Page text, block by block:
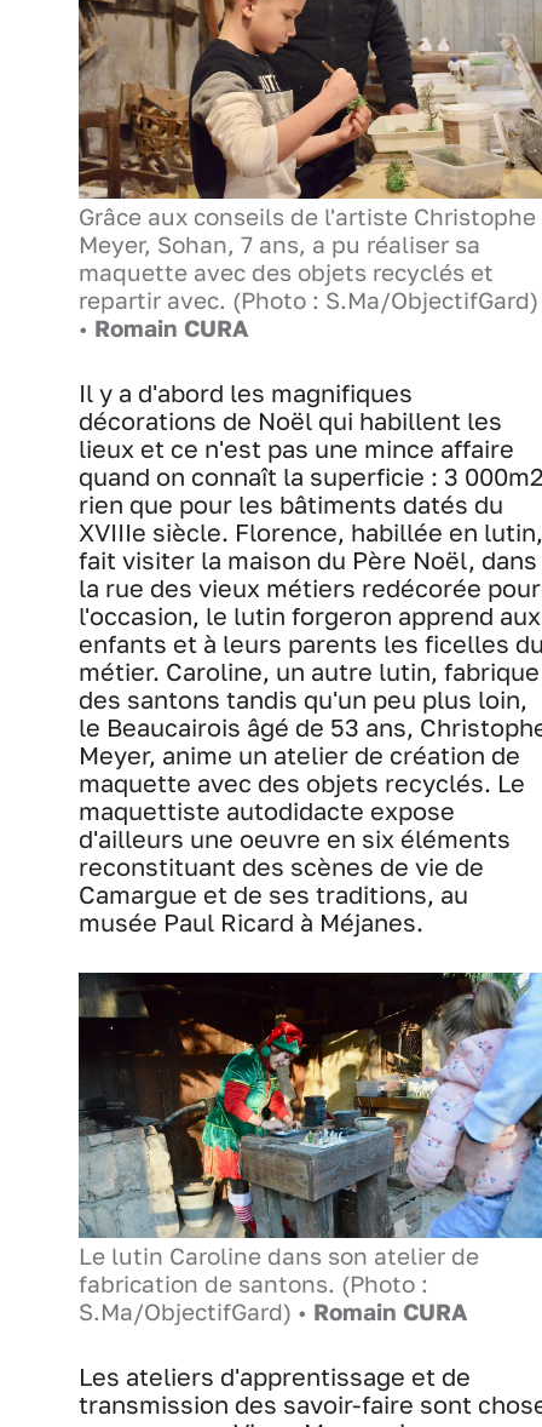
Grâce aux conseils de l'artiste Christophe
Meyer, Sohan, 7 ans, a pu réaliser sa
maquette avec des objets recyclés et
repartir avec. (Photo : S.Ma/ObjectifGard)
• Romain CURA
Il y a d'abord les magnifiques
décorations de Noël qui habillent les
lieux et ce n'est pas une mince affaire
quand on connaît la superficie : 3
rien que pour les bâtiments datés du
XVIIIe siècle. Florence, habillée en lutin,
fait visiter la maison du Père Noël, dans
la rue des vieux métiers redécorée pour
l'occasion, le lutin forgeron apprend aux
enfants et à leurs parents les ficelles
métier. Caroline, un autre lutin, fabrique
des santons tandis qu'un peu plus loin,
le Beaucairois âgé de 53 ans,
Meyer, anime un atelier de création de
maquette avec des objets recyclés. Le
maquettiste autodidacte expose
d'ailleurs une oeuvre en six éléments
reconstituant des scènes de vie de
Camargue et de ses traditions, au
musée Paul Ricard à Méjanes.
Le lutin Caroline dans son atelier de
fabrication de santons. (Photo :
S.Ma/ObjectifGard) • Romain CURA
Les ateliers d'apprentissage et de
transmission des savoir-faire sont